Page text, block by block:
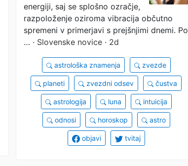
energiji, saj se splošno ozračje,
razpoloženje oziroma vibracija občutno
spremeni v primerjavi s prejšnjimi dnemi. Po
… · Slovenske novice · 2d
astrološka znamenja zvezde
planeti zvezdni odsev čustva
astrologija luna intuicija
odnosi horoskop astro
objavi tvitaj